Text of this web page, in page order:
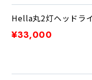
Hella丸2灯ヘッドラ
¥33,000